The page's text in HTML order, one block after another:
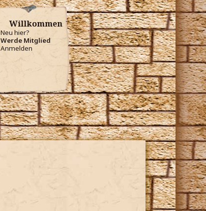
Willkommen
Neu hier?
Werde Mitglied
Anmelden